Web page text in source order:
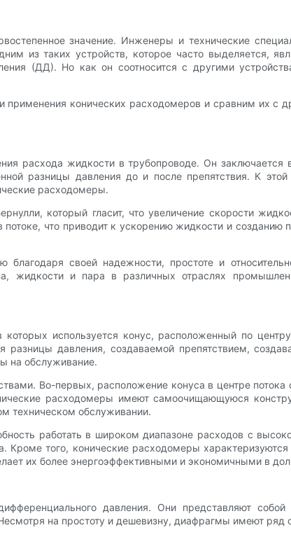
значение. Инженеры и технические
из таких устройств, которое часто выделяется,
(ДД). Но как он соотносится с другими
конических расходомеров и сравним их с
расхода жидкости в трубопроводе. Он заключается
разницы давления до и после препятствия. К этой
расходомеры.
который гласит, что увеличение скорости
что приводит к ускорению жидкости и созданию
своей надежности, простоте и
жидкости и пара в различных отраслях
используется конус, расположенный по
давления, создаваемой препятствием,
на обслуживание.
Во-первых, расположение конуса в центре потока
расходомеры имеют самоочищающуюся
техническом обслуживании.
работать в широком диапазоне расходов с
того, конические расходомеры
их более энергоэффективными и экономичными в
давления. Они представляют собой
на простоту и дешевизну, диафрагмы имеют ряд